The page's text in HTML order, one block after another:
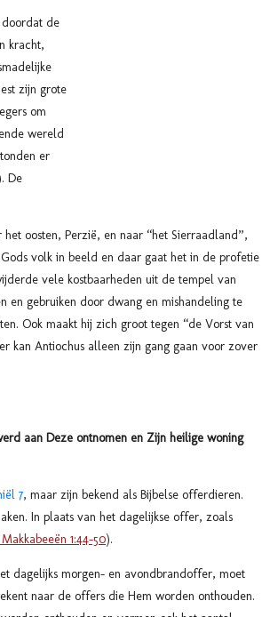
de
kracht,
zijn grote
om
wereld
er
De
oosten, Perzië, en naar “het Sierraadland”,
volk in beeld en daar gaat het in de profetie
vele kostbaarheden uit de tempel van
en gebruiken door dwang en mishandeling te
Ook maakt hij zich groot tegen “de Vorst van
kan Antiochus alleen zijn gang gaan voor zover
aan Deze ontnomen en Zijn heilige woning
7, maar zijn bekend als Bijbelse offerdieren.
In plaats van het dagelijkse offer, zoals
Makkabeeën 1:44-50).
dagelijks morgen- en avondbrandoffer, moet
naar de offers die Hem worden onthouden.